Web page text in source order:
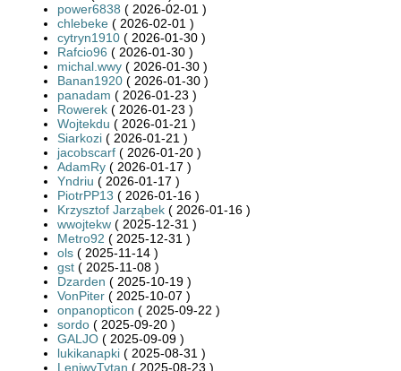
power6838 ( 2026-02-01 )
chlebeke ( 2026-02-01 )
cytryn1910 ( 2026-01-30 )
Rafcio96 ( 2026-01-30 )
michal.wwy ( 2026-01-30 )
Banan1920 ( 2026-01-30 )
panadam ( 2026-01-23 )
Rowerek ( 2026-01-23 )
Wojtekdu ( 2026-01-21 )
Siarkozi ( 2026-01-21 )
jacobscarf ( 2026-01-20 )
AdamRy ( 2026-01-17 )
Yndriu ( 2026-01-17 )
PiotrPP13 ( 2026-01-16 )
Krzysztof Jarząbek ( 2026-01-16 )
wwojtekw ( 2025-12-31 )
Metro92 ( 2025-12-31 )
ols ( 2025-11-14 )
gst ( 2025-11-08 )
Dzarden ( 2025-10-19 )
VonPiter ( 2025-10-07 )
onpanopticon ( 2025-09-22 )
sordo ( 2025-09-20 )
GALJO ( 2025-09-09 )
lukikanapki ( 2025-08-31 )
LeniwyTytan ( 2025-08-23 )